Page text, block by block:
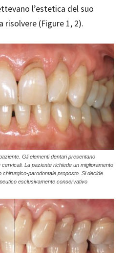
l’estetica del suo
risolvere (Figure 1, 2).
Gli elementi dentari presentano
La paziente richiede un miglioramento
chirurgico-parodontale proposto. Si decide
esclusivamente conservativo